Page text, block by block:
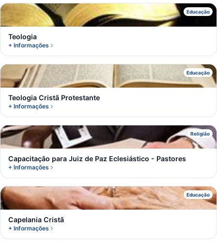
Educação
T
Teologia
+ Informações
Educação
T
Teologia Cristã Protestante
+ Informações
Religião
C
Capacitação para Juiz de Paz Eclesiástico - Pastores
+ Informações
Educação
C
Capelania Cristã
+ Informações